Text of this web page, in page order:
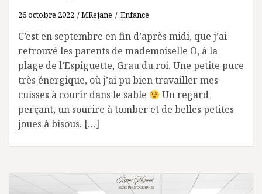
26 octobre 2022 MRejane Enfance
C’est en septembre en fin d’après midi, que j’ai
retrouvé les parents de mademoiselle O, à la
plage de l’Espiguette, Grau du roi. Une petite puce
très énergique, où j’ai pu bien travailler mes
cuisses à courir dans le sable
Un regard
perçant, un sourire à tomber et de belles petites
joues à bisous. […]